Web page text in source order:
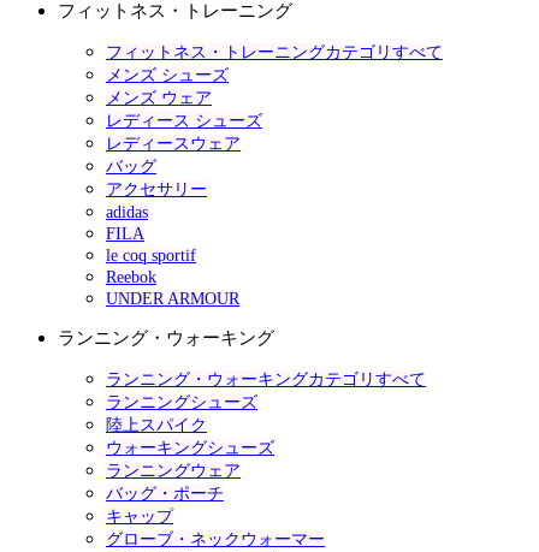
フィットネス・トレーニング
フィットネス・トレーニングカテゴリすべて
メンズ シューズ
メンズ ウェア
レディース シューズ
レディースウェア
バッグ
アクセサリー
adidas
FILA
le coq sportif
Reebok
UNDER ARMOUR
ランニング・ウォーキング
ランニング・ウォーキングカテゴリすべて
ランニングシューズ
陸上スパイク
ウォーキングシューズ
ランニングウェア
バッグ・ポーチ
キャップ
グローブ・ネックウォーマー